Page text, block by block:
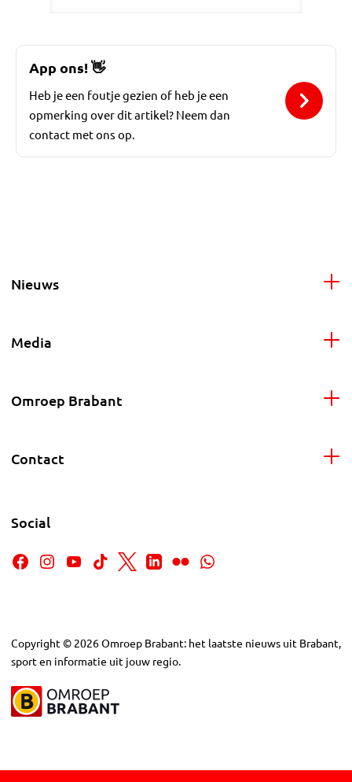
App ons! 👋
Heb je een foutje gezien of heb je een
opmerking over dit artikel? Neem dan
contact met ons op.
Nieuws
Media
Omroep Brabant
Contact
Social
Copyright © 2026Omroep Brabant: het laatste nieuws uit Brabant,
sport en informatie uit jouw regio.